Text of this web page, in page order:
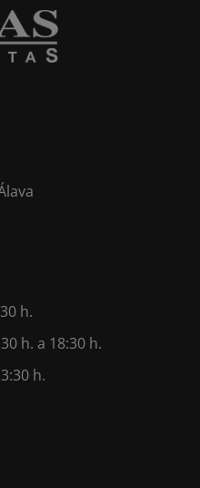
h.
h. a 18:30 h.
h.